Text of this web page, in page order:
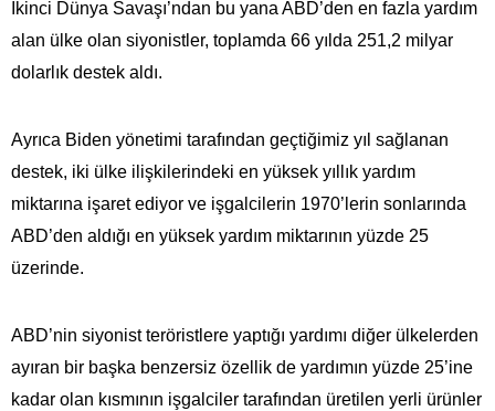
İkinci Dünya Savaşı’ndan bu yana ABD’den en fazla yardım
alan ülke olan siyonistler, toplamda 66 yılda 251,2 milyar
dolarlık destek aldı.
Ayrıca Biden yönetimi tarafından geçtiğimiz yıl sağlanan
destek, iki ülke ilişkilerindeki en yüksek yıllık yardım
miktarına işaret ediyor ve işgalcilerin 1970’lerin sonlarında
ABD’den aldığı en yüksek yardım miktarının yüzde 25
üzerinde.
ABD’nin siyonist teröristlere yaptığı yardımı diğer ülkelerden
ayıran bir başka benzersiz özellik de yardımın yüzde 25’ine
kadar olan kısmının işgalciler tarafından üretilen yerli ürünler